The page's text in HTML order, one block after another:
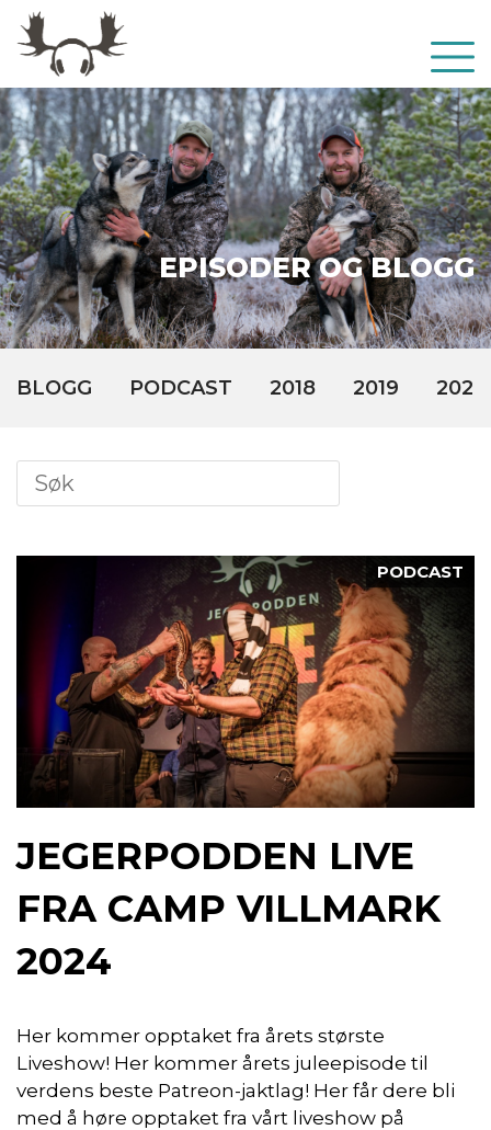
EPISODER OG BLOGG
BLOGG PODCAST 2018 2019 2020
PODCAST
JEGERPODDEN LIVE
FRA CAMP VILLMARK
2024
Her kommer opptaket fra årets største
Liveshow! Her kommer årets juleepisode til
verdens beste Patreon-jaktlag! Her får dere bli
med å høre opptaket fra vårt liveshow på